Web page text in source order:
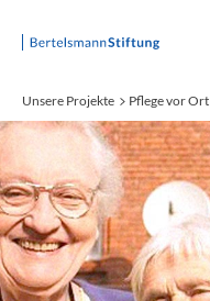
Startseite
Unsere Projekte Pflege vor Ort